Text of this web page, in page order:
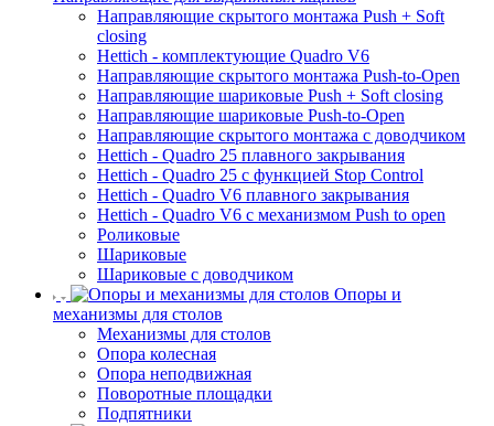
Направляющие скрытого монтажа Push + Soft
closing
Hettich - комплектующие Quadro V6
Направляющие скрытого монтажа Push-to-Open
Направляющие шариковые Push + Soft closing
Направляющие шариковые Push-to-Open
Направляющие скрытого монтажа с доводчиком
Hettich - Quadro 25 плавного закрывания
Hettich - Quadro 25 с функцией Stop Control
Hettich - Quadro V6 плавного закрывания
Hettich - Quadro V6 с механизмом Push to open
Роликовые
Шариковые
Шариковые с доводчиком
Опоры и
механизмы для столов
Механизмы для столов
Опора колесная
Опора неподвижная
Поворотные площадки
Подпятники